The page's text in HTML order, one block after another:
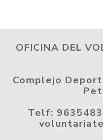
OFICINA DEL
Complejo
Telf: